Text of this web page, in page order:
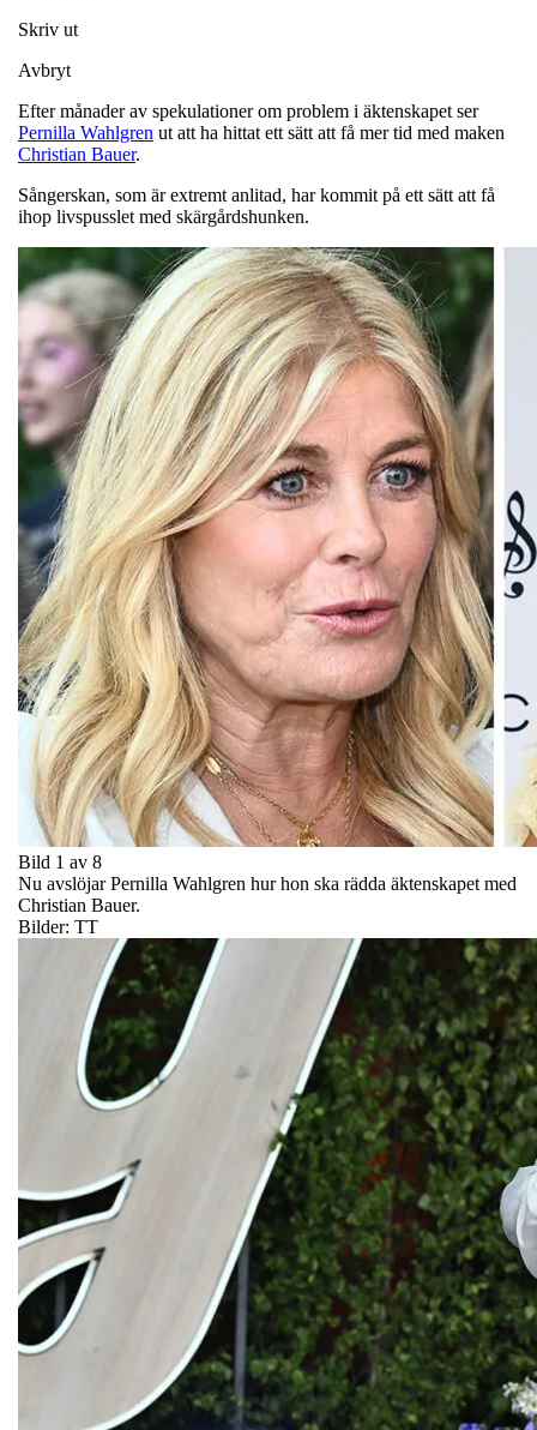
Skriv ut
Avbryt
Efter månader av spekulationer om problem i äktenskapet ser
Pernilla Wahlgren ut att ha hittat ett sätt att få mer tid med maken
Christian Bauer.
Sångerskan, som är extremt anlitad, har kommit på ett sätt att få
ihop livspusslet med skärgårdshunken.
Bild 1 av 8
Nu avslöjar Pernilla Wahlgren hur hon ska rädda äktenskapet med
Christian Bauer.
Bilder: TT